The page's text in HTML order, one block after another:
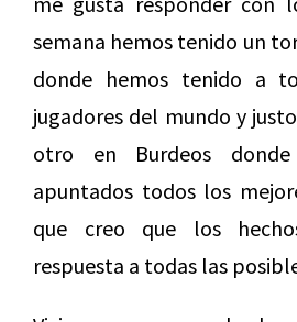
semana hemos tenido un
donde hemos tenido a
jugadores del mundo y
otro en Burdeos
apuntados todos los
que creo que los
respuesta a todas las